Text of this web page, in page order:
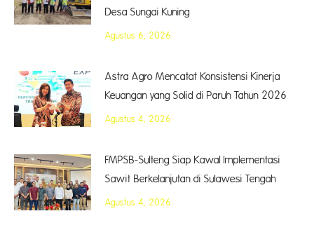
Desa Sungai Kuning
Agustus 6, 2026
Astra Agro Mencatat Konsistensi Kinerja
Keuangan yang Solid di Paruh Tahun 2026
Agustus 4, 2026
FMPSB-Sulteng Siap Kawal Implementasi
Sawit Berkelanjutan di Sulawesi Tengah
Agustus 4, 2026